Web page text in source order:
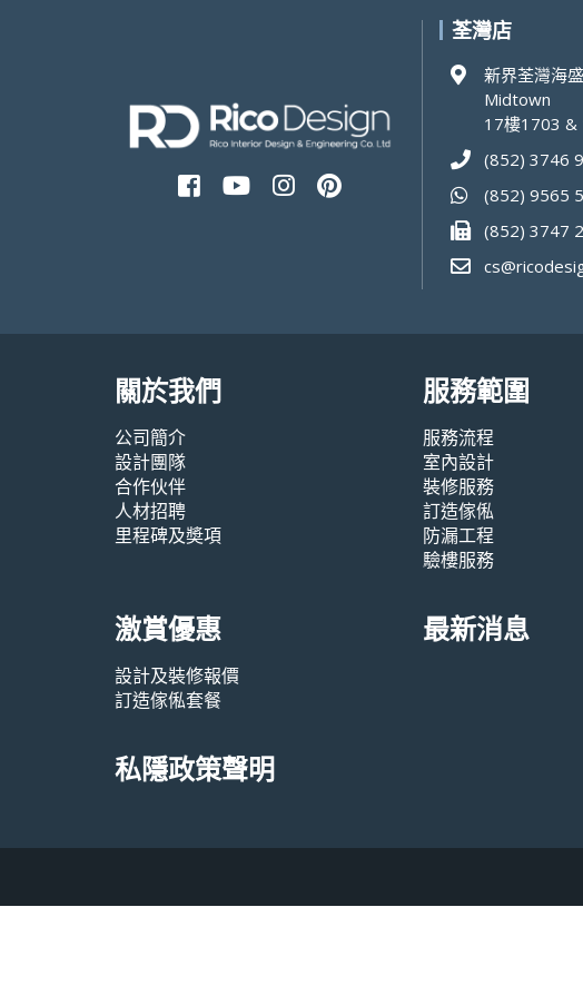
荃灣店
新界荃灣海
Midtown
17樓1703 &
(852) 3746
(852) 9565
(852) 3747
關於我們
公司簡介
設計團隊
合作伙伴
人材招聘
里程碑及奬項
服務範圍
服務流程
室內設計
裝修服務
訂造傢俬
防漏工程
驗樓服務
激賞優惠
設計及裝修報價
訂造傢俬套餐
最新消息
私隱政策聲明